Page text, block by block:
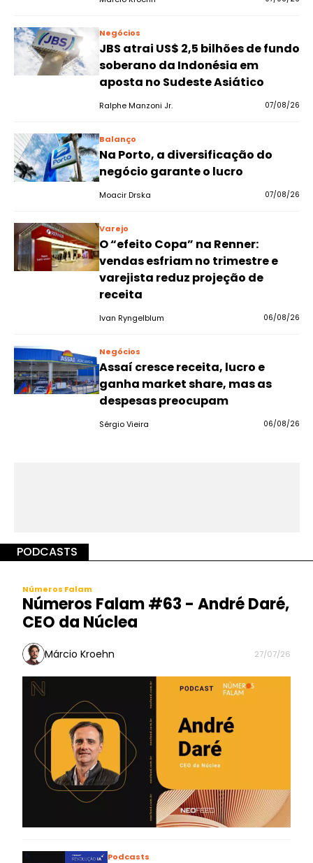
Negócios
JBS atrai US$ 2,5 bilhões de fundo
soberano da Indonésia em
aposta no Sudeste Asiático
Ralphe Manzoni Jr. 07/08/26
Balanço
Na Porto, a diversificação do
negócio garante o lucro
Moacir Drska 07/08/26
Varejo
O “efeito Copa” na Renner:
vendas esfriam no trimestre e
varejista reduz projeção de
receita
Ivan Ryngelblum 06/08/26
Negócios
Assaí cresce receita, lucro e
ganha market share, mas as
despesas preocupam
Sérgio Vieira 06/08/26
PODCASTS
Números Falam
Números Falam #63 - André Daré,
CEO da Núclea
Márcio Kroehn 27/07/26
Podcasts